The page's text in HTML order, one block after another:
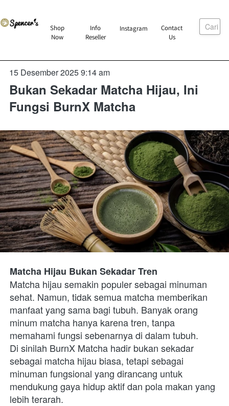
`
Shop
Now
` Info
Reseller
`Instagram `
Contact
Us
Cari
15 Desember 2025 9:14 am
Bukan Sekadar Matcha Hijau, Ini
Fungsi BurnX Matcha
Matcha Hijau Bukan Sekadar Tren
Matcha hijau semakin populer sebagai minuman
sehat. Namun, tidak semua matcha memberikan
manfaat yang sama bagi tubuh. Banyak orang
minum matcha hanya karena tren, tanpa
memahami fungsi sebenarnya di dalam tubuh.
Di sinilah BurnX Matcha hadir bukan sekadar
sebagai matcha hijau biasa, tetapi sebagai
minuman fungsional yang dirancang untuk
mendukung gaya hidup aktif dan pola makan yang
lebih terarah.